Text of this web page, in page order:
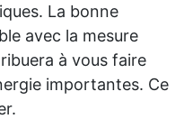
La bonne
avec la mesure
à vous faire
importantes. Ce